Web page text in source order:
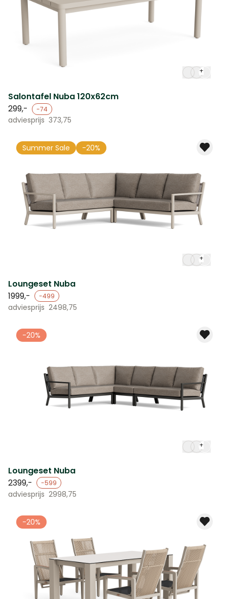
+
Salontafel Nuba 120x62cm
299,-
-74
adviesprijs 373,75
+
Loungeset Nuba
1999,-
-499
adviesprijs 2498,75
Summer Sale -20%
+
Loungeset Nuba
2399,-
-599
adviesprijs 2998,75
-20%
-20%